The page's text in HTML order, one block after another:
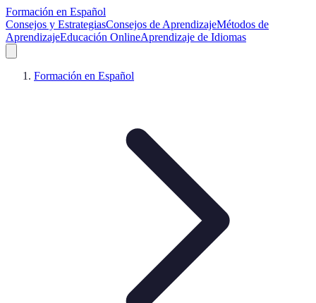
Formación en Español
Consejos y EstrategiasConsejos de AprendizajeMétodos de
AprendizajeEducación OnlineAprendizaje de Idiomas
Formación en Español